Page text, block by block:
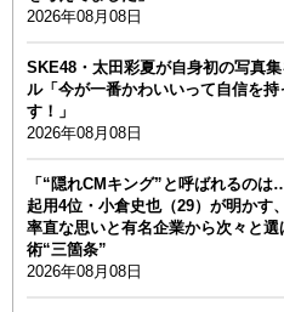
2026年08月08日
SKE48・太田彩夏が自身初の写真
ル「今が一番かわいいって自信を持
す！」
2026年08月08日
「“隠れCMキング”と呼ばれるのは
起用4位・小倉史也（29）が明かす
率直な思いと有名企業から次々と選
術“三箇条”
2026年08月08日